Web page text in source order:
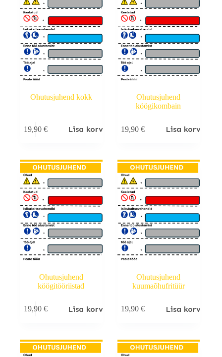
Ohutusjuhend kokk
19,90 € Lisa korvi
Ohutusjuhend
köögikombain
19,90€ Lisa korvi
Ohutusjuhend
köögitööriistad
19,90 € Lisa korvi
Ohutusjuhend
kuumaõhufritüür
19,90€ Lisa korvi